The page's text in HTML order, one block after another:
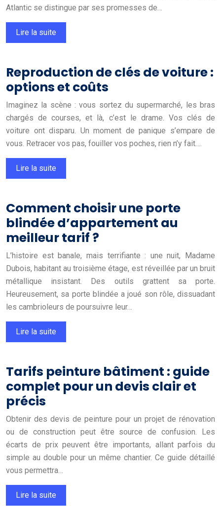
Atlantic se distingue par ses promesses de…
Lire la suite
Reproduction de clés de voiture :
options et coûts
Imaginez la scène : vous sortez du supermarché, les bras
chargés de courses, et là, c’est le drame. Vos clés de
voiture ont disparu. Un moment de panique s’empare de
vous. Retracer vos pas, fouiller vos poches, rien n’y fait….
Lire la suite
Comment choisir une porte
blindée d’appartement au
meilleur tarif ?
L’histoire est banale, mais terrifiante : une nuit, Madame
Dubois, habitant au troisième étage, est réveillée par un bruit
métallique insistant. Des outils grattent sa porte.
Heureusement, sa porte blindée a joué son rôle, dissuadant
les cambrioleurs de poursuivre leur…
Lire la suite
Tarifs peinture bâtiment : guide
complet pour un devis clair et
précis
Obtenir des devis de peinture pour un projet de rénovation
ou de construction peut être source de confusion. Les
écarts de prix peuvent être importants, allant parfois du
simple au double pour un même chantier. Ce guide détaillé
vous permettra…
Lire la suite